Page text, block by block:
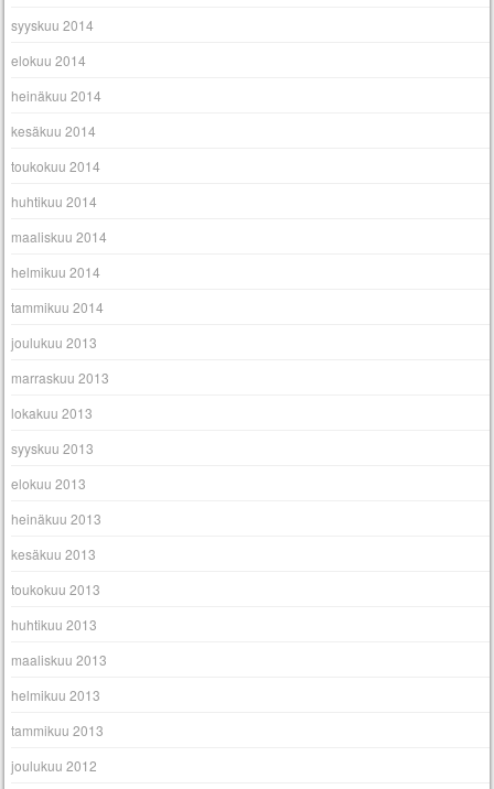
syyskuu 2014
elokuu 2014
heinäkuu 2014
kesäkuu 2014
toukokuu 2014
huhtikuu 2014
maaliskuu 2014
helmikuu 2014
tammikuu 2014
joulukuu 2013
marraskuu 2013
lokakuu 2013
syyskuu 2013
elokuu 2013
heinäkuu 2013
kesäkuu 2013
toukokuu 2013
huhtikuu 2013
maaliskuu 2013
helmikuu 2013
tammikuu 2013
joulukuu 2012